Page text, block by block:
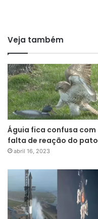
Veja também
Águia fica confusa com
falta de reação do pato
abril 16, 2023